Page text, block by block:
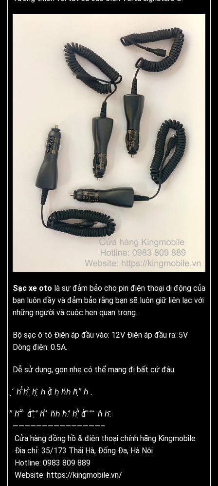
Sạc xe oto là sự đảm bảo cho pin điện thoại di động của
bạn luôn đầy và đảm bảo rằng bạn sẽ luôn giữ liên lạc với
những người và cuộc hẹn quan trọng.
Bộ sạc ô tô Điện áp đầu vào: 12V Điện áp đầu ra: 5V
Dòng điện: 0.5A.
Dễ sử dụng, gọn nhẹ có thể mang đi bất cứ đâu.
̣ ́ ℎ̂̉ ℎ̂̀ ̣ ℎ̣ ̣̂ ℎ đ̣̂ ℎ̣ ℎ́ℎ ℎ̃ ̣ ̛̉ ℎ̀ .
̛̉ ℎ̀ ̂ ̆̃ ̀ đ́ ̛́ ̣̂ ̛́ ℎ ̂̀ ̉ ℎ́ℎ ℎ̀. ̛́ ℎ̂́ ̛̛̣ đ̉ ̉ ̀ ́ ̂ ̀ ℎ̉ ℎ̆.
———————————————–
Cửa hàng đồng hồ & điện thoại chính hãng Kingmobile
Địa chỉ: 35/173 Thái Hà, Đống Đa, Hà Nội
Hotline: 0983 809 889
Website: https://kingmobile.vn/